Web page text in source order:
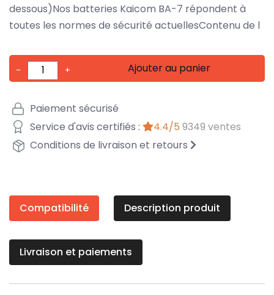
dessous)Nos batteries Kaicom BA-7 répondent à
toutes les normes de sécurité actuellesContenu de l
- + Ajouter au panier
Paiement sécurisé
Service d'avis certifiés :
4.4/5 9349 ventes
Conditions de livraison et retours
Compatibilité Description produit
Livraison et paiements